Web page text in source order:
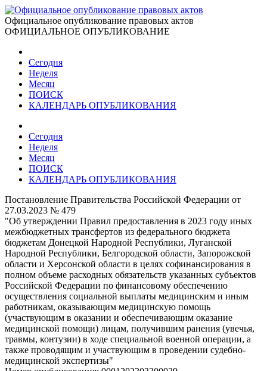
Официальное опубликование правовых актов
ОФИЦИАЛЬНОЕ ОПУБЛИКОВАНИЕ
Сегодня
Неделя
Месяц
ПОИСК
КАЛЕНДАРЬ ОПУБЛИКОВАНИЯ
Сегодня
Неделя
Месяц
ПОИСК
КАЛЕНДАРЬ ОПУБЛИКОВАНИЯ
Постановление Правительства Российской Федерации от
27.03.2023 № 479
"Об утверждении Правил предоставления в 2023 году иных
межбюджетных трансфертов из федерального бюджета
бюджетам Донецкой Народной Республики, Луганской
Народной Республики, Белгородской области, Запорожской
области и Херсонской области в целях софинансирования в
полном объеме расходных обязательств указанных субъектов
Российской Федерации по финансовому обеспечению
осуществления социальной выплаты медицинским и иным
работникам, оказывающим медицинскую помощь
(участвующим в оказании и обеспечивающим оказание
медицинской помощи) лицам, получившим ранения (увечья,
травмы, контузии) в ходе специальной военной операции, а
также проводящим и участвующим в проведении судебно-
медицинской экспертизы"